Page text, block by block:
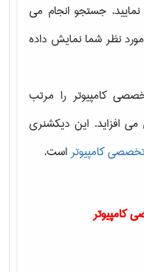
جستجو انجام می
نظر شما نمایش داده
کامپیوتر را مرتب
افزاید. این دیکشنری
کامپیوتراست.
کامپیوتر